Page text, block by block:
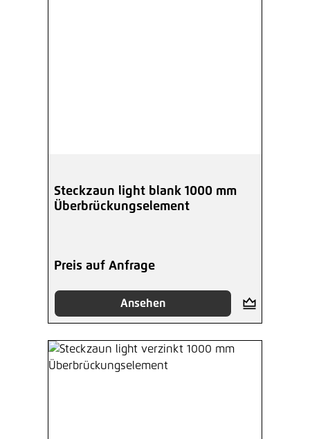
Steckzaun light blank 1000 mm
Überbrückungselement
Preis auf Anfrage
Ansehen